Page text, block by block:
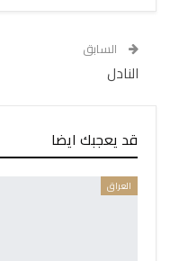
السابق
النادل
قد يعجبك ايضا
العراق